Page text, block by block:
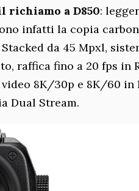
richiamo a D850:
infatti la copia
da 45 Mpxl,
raffica fino a 20 fps in
8K/30p e 8K/60 in
Dual Stream.